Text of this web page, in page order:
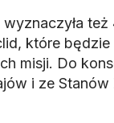
które
misji. Do
i ze